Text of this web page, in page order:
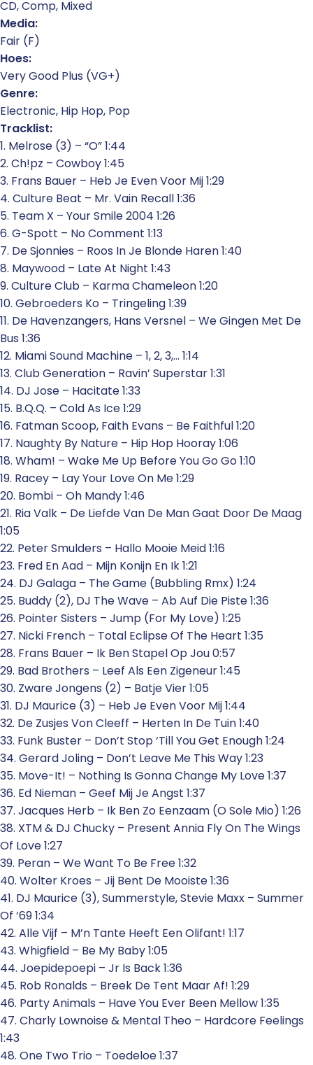
CD, Comp, Mixed
Media:
Fair (F)
Hoes:
Very Good Plus (VG+)
Genre:
Electronic, Hip Hop, Pop
Tracklist:
1. Melrose (3) – “O” 1:44
2. Ch!pz – Cowboy 1:45
3. Frans Bauer – Heb Je Even Voor Mij 1:29
4. Culture Beat – Mr. Vain Recall 1:36
5. Team X – Your Smile 2004 1:26
6. G-Spott – No Comment 1:13
7. De Sjonnies – Roos In Je Blonde Haren 1:40
8. Maywood – Late At Night 1:43
9. Culture Club – Karma Chameleon 1:20
10. Gebroeders Ko – Tringeling 1:39
11. De Havenzangers, Hans Versnel – We Gingen Met De
Bus 1:36
12. Miami Sound Machine – 1, 2, 3,… 1:14
13. Club Generation – Ravin’ Superstar 1:31
14. DJ Jose – Hacitate 1:33
15. B.Q.Q. – Cold As Ice 1:29
16. Fatman Scoop, Faith Evans – Be Faithful 1:20
17. Naughty By Nature – Hip Hop Hooray 1:06
18. Wham! – Wake Me Up Before You Go Go 1:10
19. Racey – Lay Your Love On Me 1:29
20. Bombi – Oh Mandy 1:46
21. Ria Valk – De Liefde Van De Man Gaat Door De Maag
1:05
22. Peter Smulders – Hallo Mooie Meid 1:16
23. Fred En Aad – Mijn Konijn En Ik 1:21
24. DJ Galaga – The Game (Bubbling Rmx) 1:24
25. Buddy (2), DJ The Wave – Ab Auf Die Piste 1:36
26. Pointer Sisters – Jump (For My Love) 1:25
27. Nicki French – Total Eclipse Of The Heart 1:35
28. Frans Bauer – Ik Ben Stapel Op Jou 0:57
29. Bad Brothers – Leef Als Een Zigeneur 1:45
30. Zware Jongens (2) – Batje Vier 1:05
31. DJ Maurice (3) – Heb Je Even Voor Mij 1:44
32. De Zusjes Von Cleeff – Herten In De Tuin 1:40
33. Funk Buster – Don’t Stop ‘Till You Get Enough 1:24
34. Gerard Joling – Don’t Leave Me This Way 1:23
35. Move-It! – Nothing Is Gonna Change My Love 1:37
36. Ed Nieman – Geef Mij Je Angst 1:37
37. Jacques Herb – Ik Ben Zo Eenzaam (O Sole Mio) 1:26
38. XTM & DJ Chucky – Present Annia Fly On The Wings
Of Love 1:27
39. Peran – We Want To Be Free 1:32
40. Wolter Kroes – Jij Bent De Mooiste 1:36
41. DJ Maurice (3), Summerstyle, Stevie Maxx – Summer
Of ’69 1:34
42. Alle Vijf – M’n Tante Heeft Een Olifant! 1:17
43. Whigfield – Be My Baby 1:05
44. Joepidepoepi – Jr Is Back 1:36
45. Rob Ronalds – Breek De Tent Maar Af! 1:29
46. Party Animals – Have You Ever Been Mellow 1:35
47. Charly Lownoise & Mental Theo – Hardcore Feelings
1:43
48. One Two Trio – Toedeloe 1:37